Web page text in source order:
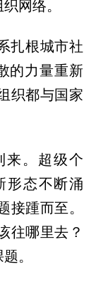
网络。
扎根城市社
的力量重新
织都与国家
来。超级个
形态不断涌
踵而至。
往哪里去？
。